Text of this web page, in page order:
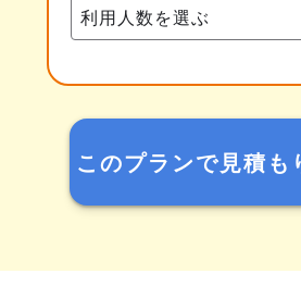
このプランで見積も